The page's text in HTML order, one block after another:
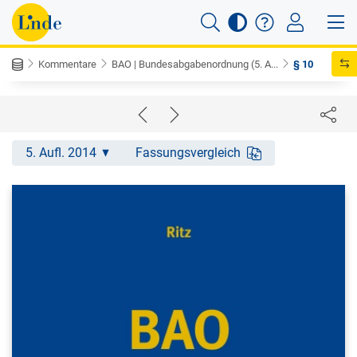
Kommentare BAO | Bundesabgabenordnung (5. A... § 10
5. Aufl. 2014 Fassungsvergleich